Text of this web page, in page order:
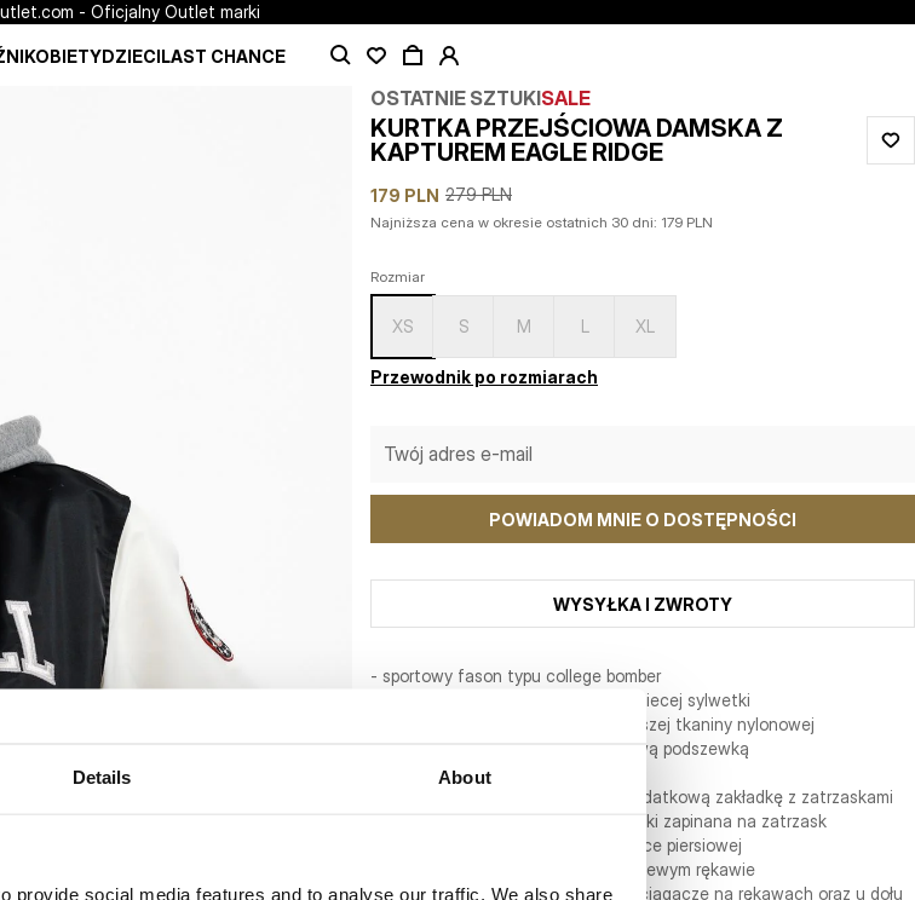
Details About
provide social media features and to analyse our traffic. We also share
- Oficjalny Outlet marki
KOBIETYDZIECILAST CHANCE
OSTATNIE SZTUKISALE
KURTKA PRZEJŚCIOWA DAMSKA Z
KAPTUREM EAGLE RIDGE
179 PLN 279 PLN
Najniższa cena w okresie ostatnich 30 dni: 179 PLN
Rozmiar
XS S M L XL
Przewodnik po rozmiarach
POWIADOM MNIE O DOSTĘPNOŚCI
WYSYŁKA I ZWROTY
- sportowy fason typu college bomber
- taliowany krój dopasowany do kobiecej sylwetki
- wykonana z wysokiej jakości grubszej tkaniny nylonowej
- całość podszyta miękką dzianinową podszewką
- dwie otwarte kieszenie po bokach
- zapinana na metalowy zamek i dodatkową zakładkę z zatrzaskami
- praktyczna kieszeń wewnątrz kurtki zapinana na zatrzask
- duży wyszyty napis PitBull na klatce piersiowej
- okrągła wyszywana naszywka na lewym rękawie
- szerokie dzianinowe żebrowane ściągacze na rękawach oraz u dołu